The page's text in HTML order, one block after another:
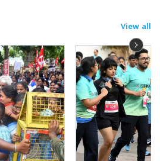
View all